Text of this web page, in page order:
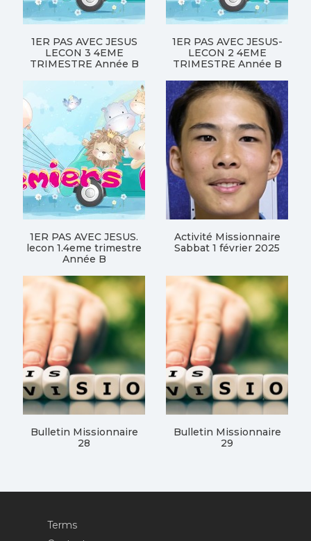
1ER PAS AVEC JESUS
LECON 3 4EME
TRIMESTRE Année B
1ER PAS AVEC JESUS-
LECON 2 4EME
TRIMESTRE Année B
1ER PAS AVEC JESUS.
lecon 1.4eme trimestre
Année B
Activité Missionnaire
Sabbat 1 février 2025
Bulletin Missionnaire
28
Bulletin Missionnaire
29
Terms